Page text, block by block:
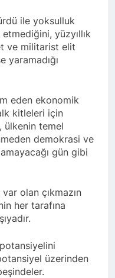
Sarı; Almanya-
“Ortadoğu,
Yeni Dönem
üzerine bir
verdi.
pm üyesi
Sarı, 06.04.2025
Almanya’nın
Kürtler ve Yeni
üzerine
serisine devam
davet edildi.
Mardin ili
ilçe kongresi
çağırıyoruz.*
Parti Meclisi 12
tarihinde Ankara
toplanarak
aşağıdaki
kamuoyu ile
kararlaştırdı.
Mersin il örgütü
coşkulu bir
kutladı
1 Yıl Ago
HALKI OLMAK
ile yoksulluk
etmediğini, yüzyıllık
ve militarist elit
eden ekonomik
kitleleri için
ülkenin temel
demokrasi ve
gün gibi
olan çıkmazın
her tarafına
potansiyel üzerinden